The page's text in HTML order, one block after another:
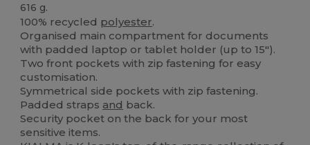
616 g.
100% recycled polyester.
Organised main compartment for documents
with padded laptop or tablet holder (up to 15").
Two front pockets with zip fastening for easy
customisation.
Symmetrical side pockets with zip fastening.
Padded straps and back.
Security pocket on the back for your most
sensitive items.